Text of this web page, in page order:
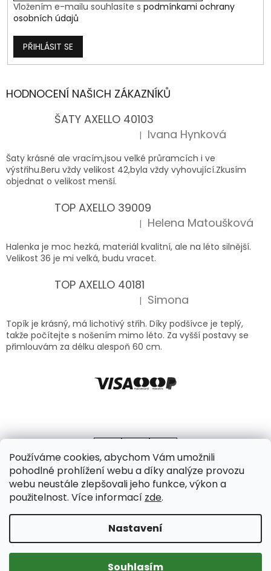
Používáme cookies, abychom Vám umožnili
pohodlné prohlížení webu a díky analýze provozu
webu neustále zlepšovali jeho funkce, výkon a
použitelnost. Více informací zde.
Nastavení
Souhlasím
Vložením e-mailu souhlasíte s podmínkami ochrany
osobních údajů
PŘIHLÁSIT SE
HODNOCENÍ NAŠICH ZÁKAZNÍKŮ
ŠATY AXELLO 40103
Hodnocení produktu je 5 z 5 hvězdiček.
| Ivana Hynková
Šaty krásné ale vracím,jsou velké průramcích i ve
výstřihu.Beru vždy velikost 42,byla vždy vyhovující.Zkusím
objednat o velikost menší.
TOP AXELLO 39009
Hodnocení produktu je 5 z 5 hvězdiček.
| Helena Matoušková
Halenka je moc hezká, materiál kvalitní, ale na léto silnější.
Velikost 36 je mi velká, budu vracet.
TOP AXELLO 40181
Hodnocení produktu je 5 z 5 hvězdiček.
| Simona
Topík je krásný, má lichotivý střih. Díky podšívce je teplý,
takže počítejte s nošením mimo léto. Za vyšší postavy se
přimlouvám za délku alespoň 60 cm.
Vytvořil Shoptet
. Všechna práva vyhrazena.
nastavení cookies